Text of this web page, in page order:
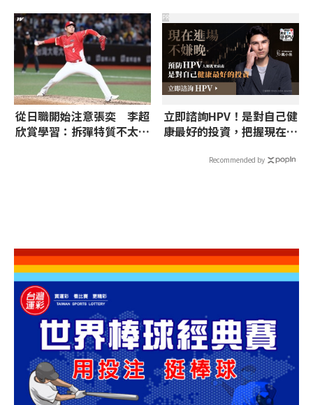
從日職開始注意張奕 李超
欣賞學習：拆彈特質不太一
立即諮詢HPV！是對自己健
康最好的投資，把握現在不
PR
Recommended by